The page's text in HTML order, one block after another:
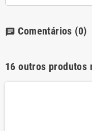
chat Comentários (0)
16 outros produtos